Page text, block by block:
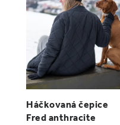
Háčkovaná čepice
Fred anthracite